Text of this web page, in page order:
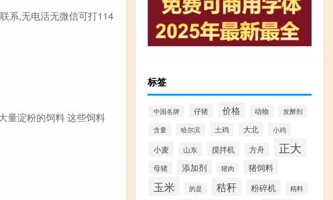
系,无电活无微信可打114
量淀粉的饲料 这些饲料
标签
中国名牌 仔猪 价格 动物 发酵剂
含量 哈尔滨 土鸡 大北 小鸡
小麦 山东 搅拌机 方舟 正大
母猪 添加剂 猪肉 猪饲料
玉米 的是 秸秆 粉碎机
精料